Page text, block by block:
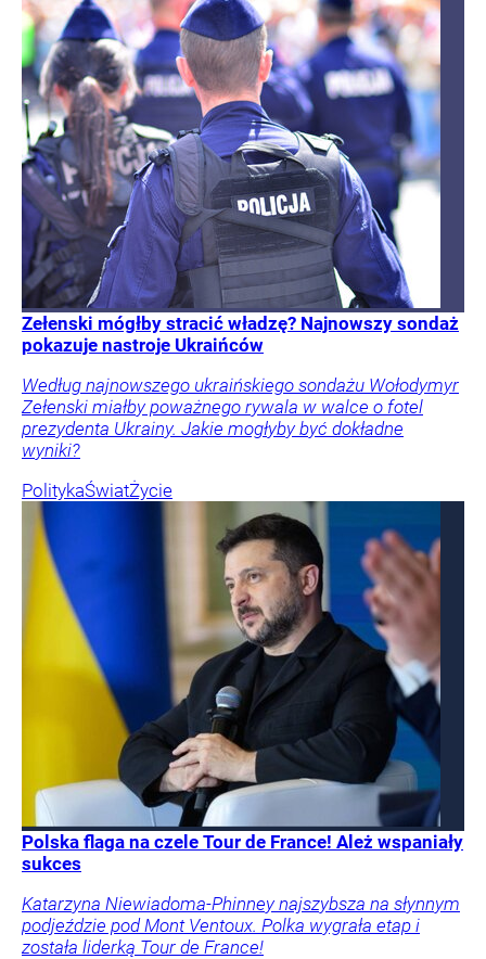
Zełenski mógłby stracić władzę? Najnowszy sondaż
pokazuje nastroje Ukraińców
Według najnowszego ukraińskiego sondażu Wołodymyr
Zełenski miałby poważnego rywala w walce o fotel
prezydenta Ukrainy. Jakie mogłyby być dokładne
wyniki?
PolitykaŚwiatŻycie
Polska flaga na czele Tour de France! Ależ wspaniały
sukces
Katarzyna Niewiadoma-Phinney najszybsza na słynnym
podjeździe pod Mont Ventoux. Polka wygrała etap i
została liderką Tour de France!